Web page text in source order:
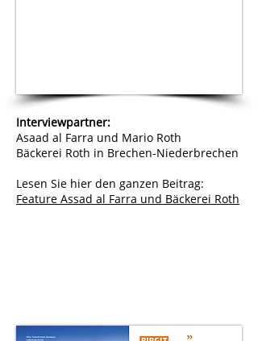
Interviewpartner:
Asaad al Farra und Mario Roth
Bäckerei Roth in Brechen-Niederbrechen
Lesen Sie hier den ganzen Beitrag:
Feature Assad al Farra und Bäckerei Roth